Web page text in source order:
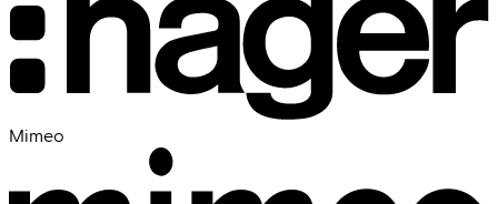
Mimeo